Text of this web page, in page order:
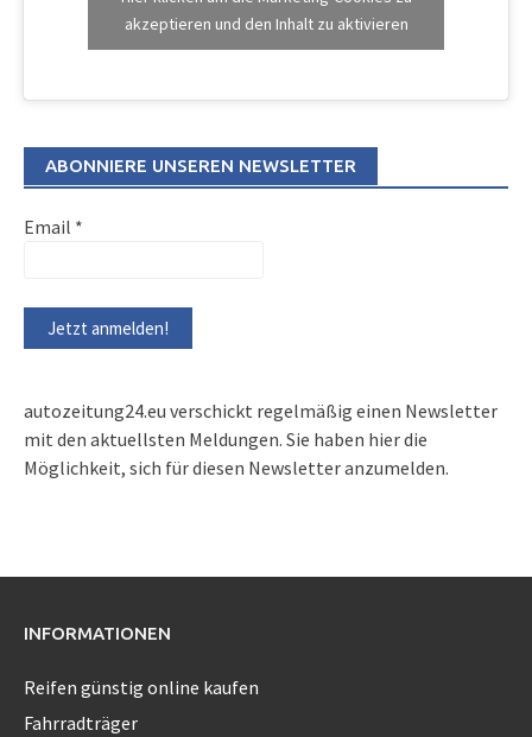
akzeptieren und den Inhalt zu aktivieren
ABONNIERE UNSEREN NEWSLETTER
Email *
autozeitung24.eu verschickt regelmäßig einen Newsletter
mit den aktuellsten Meldungen. Sie haben hier die
Möglichkeit, sich für diesen Newsletter anzumelden.
INFORMATIONEN
Reifen günstig online kaufen
Fahrradträger